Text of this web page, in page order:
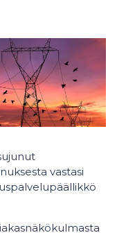
vastasi